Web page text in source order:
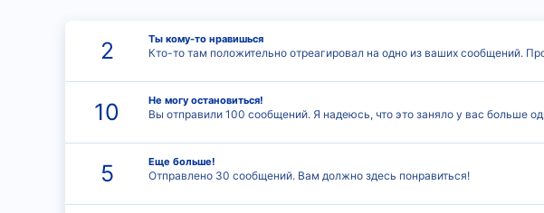
2 Ты кому-то нравишься
Кто-то там положительно отреагировал на одно из ваших сообщений.
10 Не могу остановиться!
Вы отправили 100 сообщений. Я надеюсь, что это заняло у вас больше
5 Еще больше!
Отправлено 30 сообщений. Вам должно здесь понравиться!